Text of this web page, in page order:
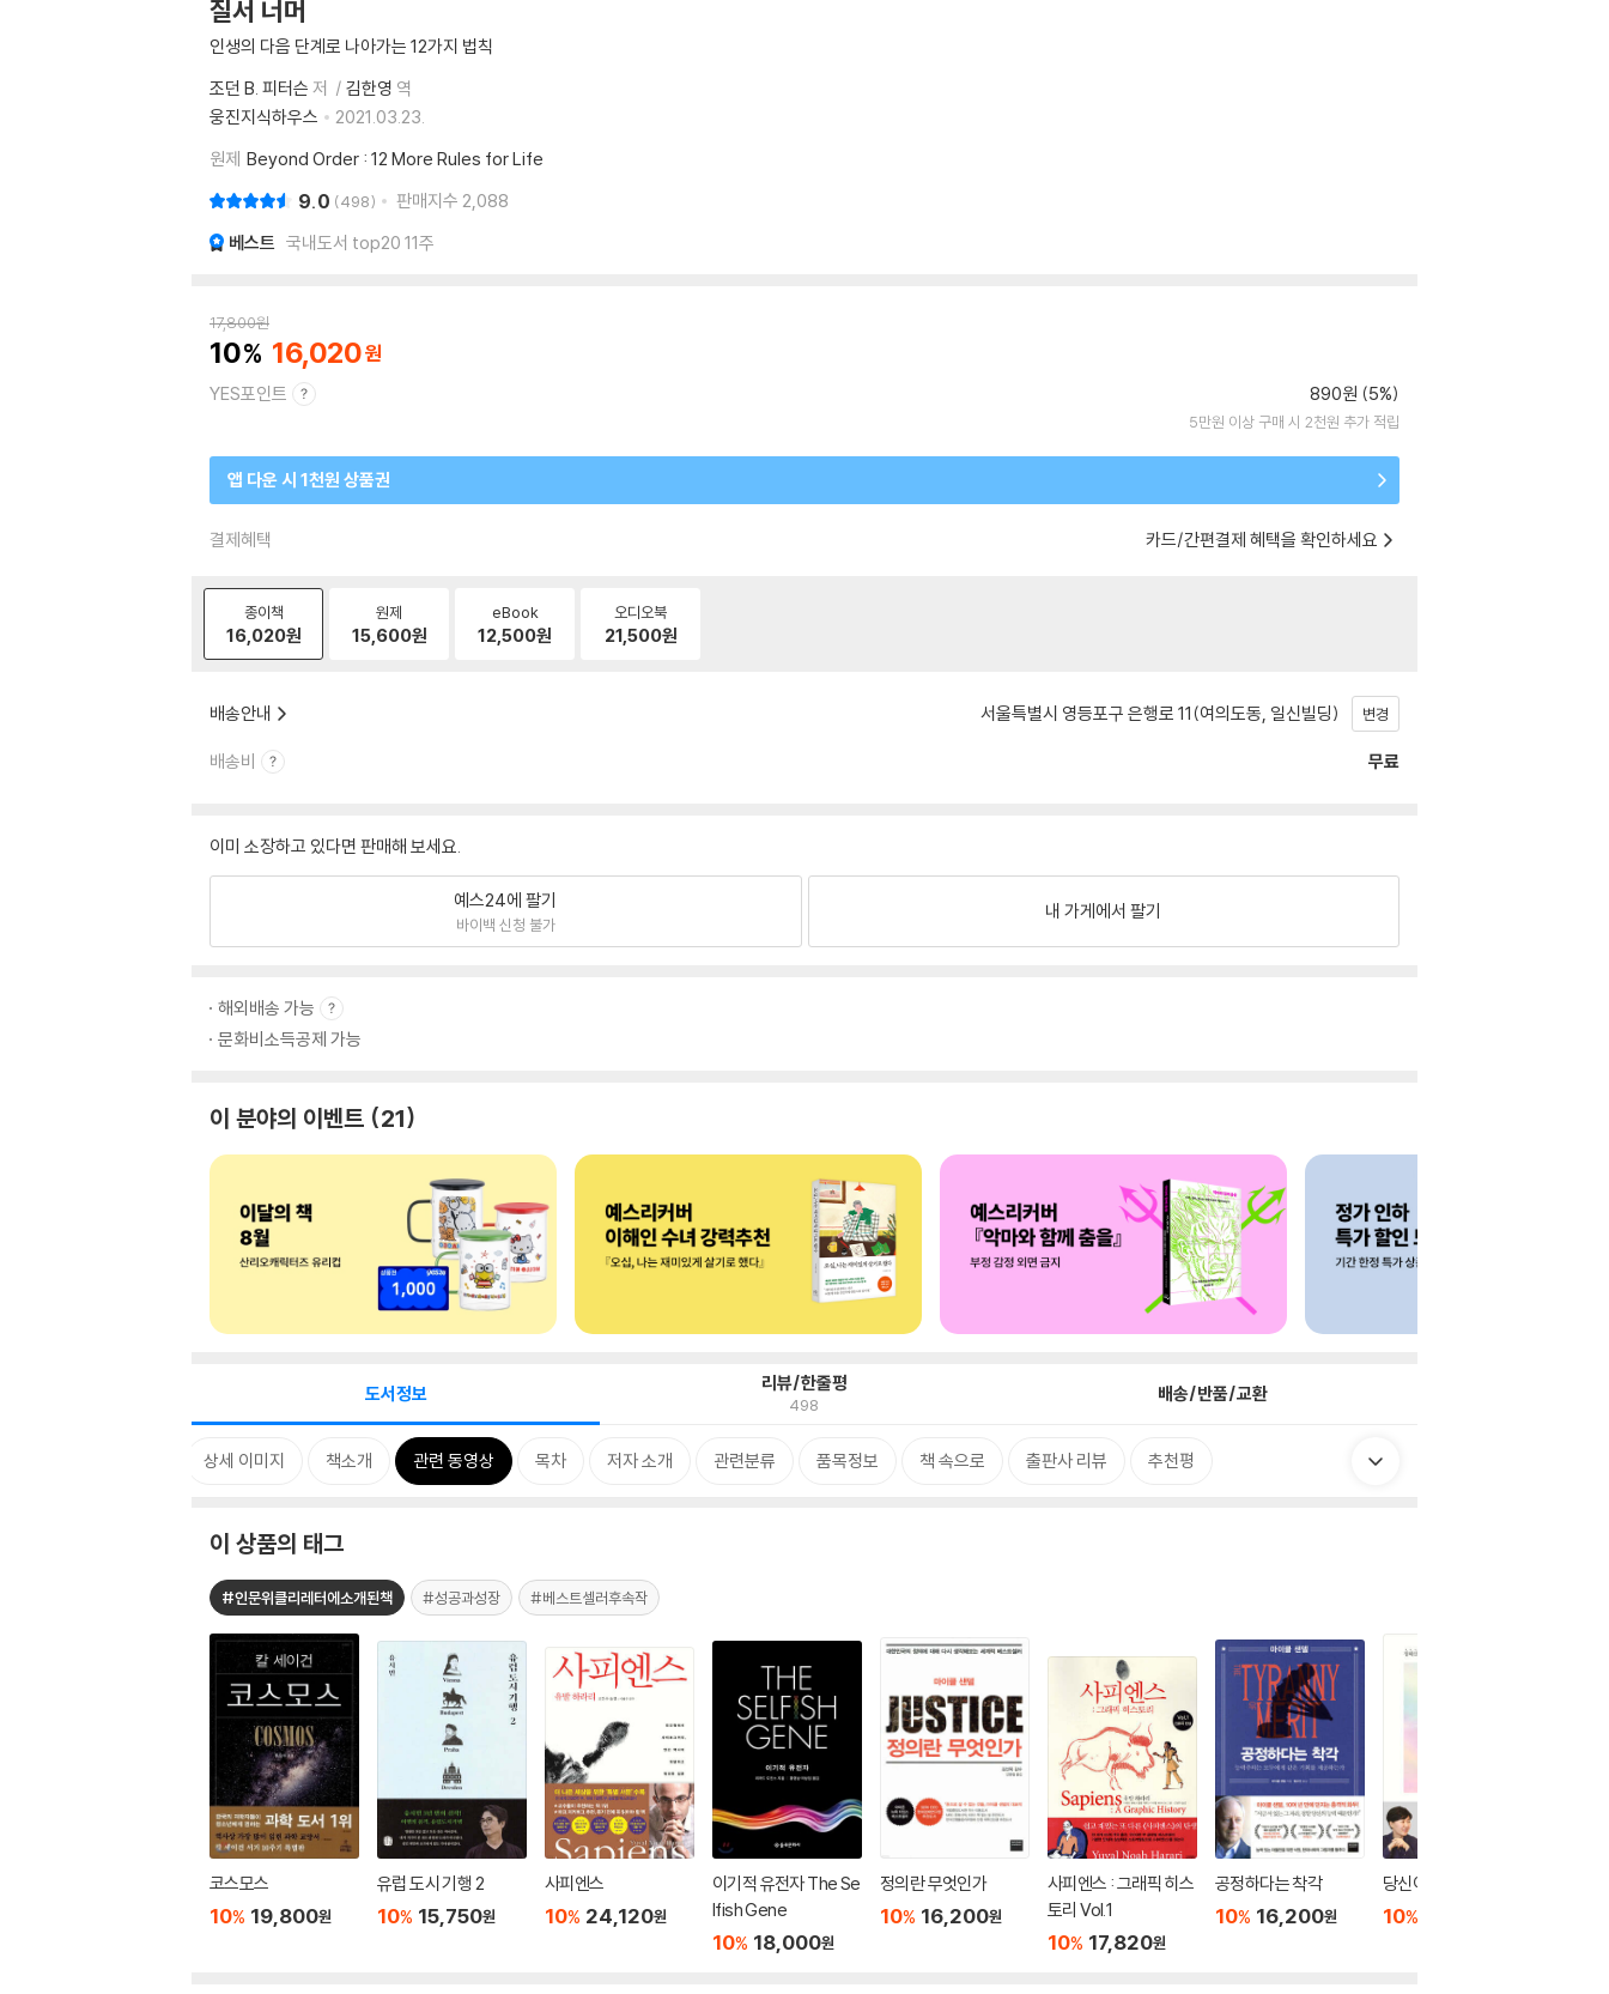
질서 너머
인생의 다음 단계로 나아가는 12가지 법칙
조던 B. 피터슨 저 김한영 역
웅진지식하우스
2021.03.23.
원제 Beyond Order : 12 More Rules for Life
9.0 498 판매지수 2,088
베스트 국내도서 top20 11주
17,800원
10 16,020
YES포인트 890원 (5%)
5만원 이상 구매 시 2천원 추가 적립
앱 다운 시 1천원 상품권
결제혜택 카드/간편결제 혜택을 확인하세요
종이책
16,020원
원제
15,600원
eBook
12,500원
오디오북
21,500원
배송안내 서울특별시 영등포구 은행로 11(여의도동, 일신빌딩) 변경
배송비 무료
이미 소장하고 있다면 판매해 보세요.
예스24에 팔기
바이백 신청 불가
내 가게에서 팔기
해외배송 가능
문화비소득공제 가능
이 분야의 이벤트 21
도서정보 리뷰/한줄평
498 배송/반품/교환
상세 이미지 책소개 관련 동영상 목차 저자 소개 관련분류 품목정보 책 속으로 출판사 리뷰 추천평
이 상품의 태그
#인문위클리레터에소개된책 #성공과성장 #베스트셀러후속작
코스모스
10% 19,800원
유럽 도시 기행 2
10% 15,750원
사피엔스
10% 24,120원
이기적 유전자 The Se
lfish Gene
10% 18,000원
정의란 무엇인가
10% 16,200원
사피엔스 : 그래픽 히스
토리 Vol.1
10% 17,820원
공정하다는 착각
10% 16,200원
당신이 옳다
10%